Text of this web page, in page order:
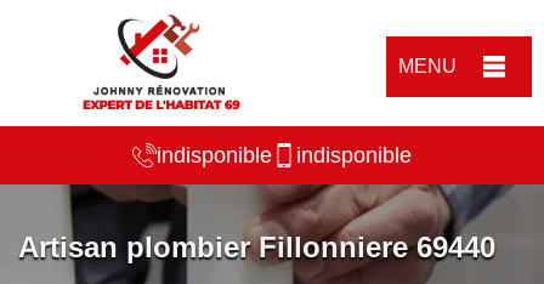
MENU
indisponible indisponible
Artisan plombier Fillonniere 69440